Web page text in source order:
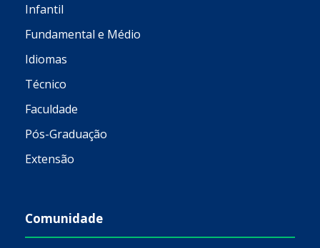
Infantil
Fundamental e Médio
Idiomas
Técnico
Faculdade
Pós-Graduação
Extensão
Comunidade